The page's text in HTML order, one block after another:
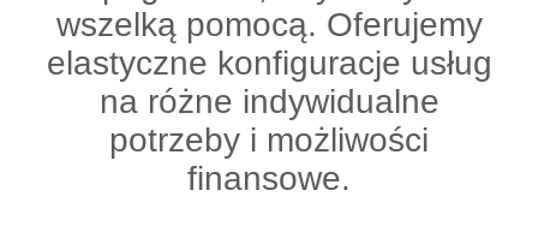
wszelką pomocą. Oferujemy
elastyczne konfiguracje usług
na różne indywidualne
potrzeby i możliwości
finansowe.